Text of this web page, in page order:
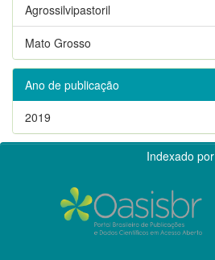
Agrossilvipastoril
Mato Grosso
Ano de publicação
2019
Indexado por